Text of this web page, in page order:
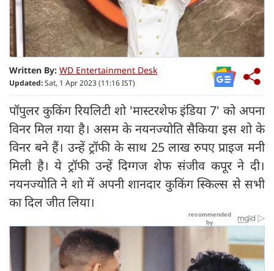
Written By: WD Entertainment Desk
Updated:Sat, 1 Apr 2023 (11:16 IST)
पॉपुलर कुकिंग रियलिटी शो 'मास्टरशेफ इंडिया 7' को अपना
विनर मिल गया है। असम के नयनज्योति सैकिया इस शो के
विनर बने हैं। उन्हें ट्रॉफी के साथ 25 लाख रुपए प्राइज मनी
मिली है। ये ट्रॉफी उन्हें दिग्गज शेफ संजीव कपूर ने दी।
नयनज्योति ने शो में अपनी शानदार कुकिंग स्किल्स से सभी
का दिल जीत लिया।